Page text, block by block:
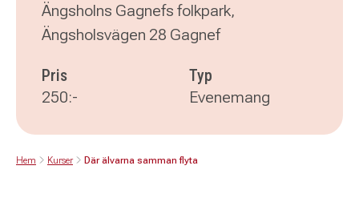
Ängsholns Gagnefs folkpark,
Ängsholsvägen 28 Gagnef
Pris
250:-
Typ
Evenemang
Hem Kurser Där älvarna samman flyta